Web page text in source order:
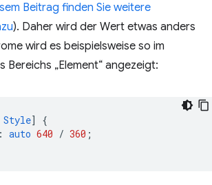
Beitrag finden Sie weitere
). Daher wird der Wert etwas anders
wird es beispielsweise so im
Bereichs „Element“ angezeigt:
Style]
{
: auto 640 / 360 ;